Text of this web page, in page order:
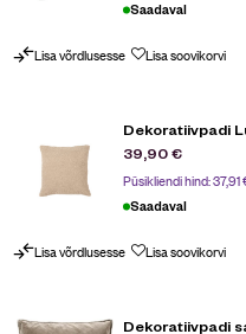
Saadaval
Lisa võrdlusesse Lisa soovikorvi
Dekoratiivpadi
39,90€
Püsikliendi hind:37,91
Saadaval
Lisa võrdlusesse Lisa soovikorvi
Dekoratiivpadi